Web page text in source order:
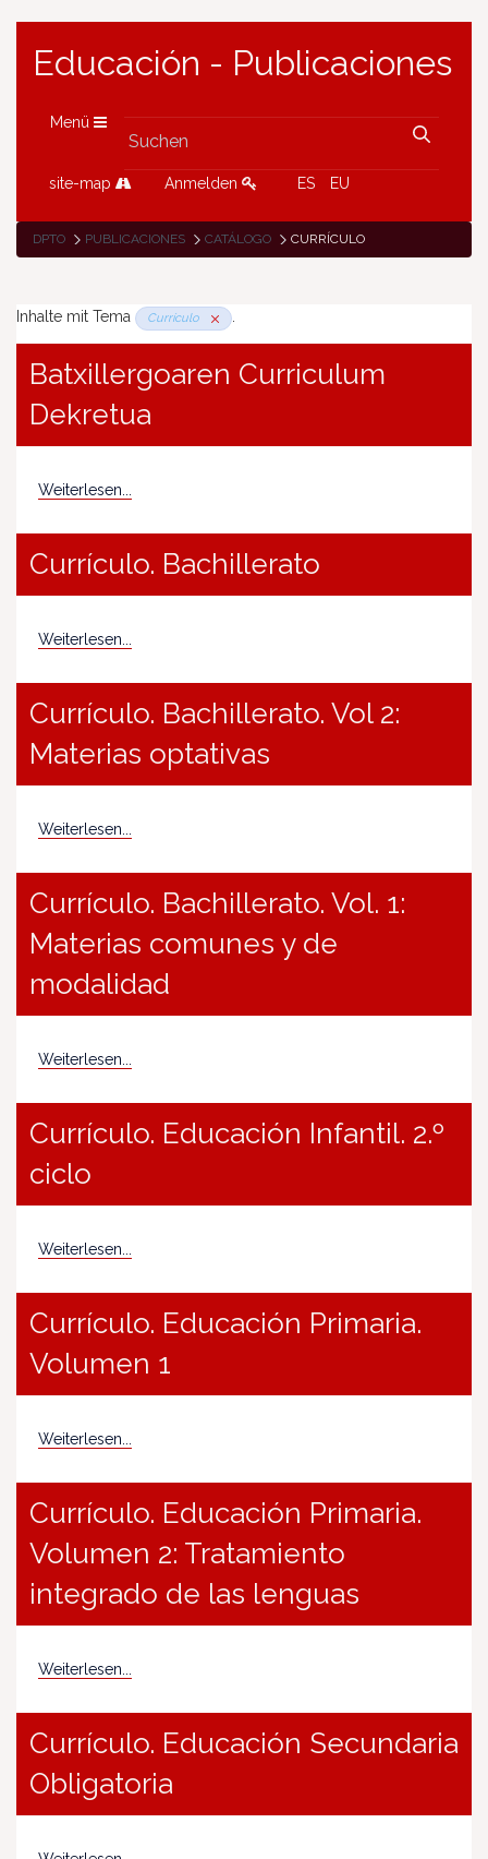
Educación - Publicaciones
Menü
site-map Anmelden ES EU
DPTO PUBLICACIONES CATÁLOGO CURRÍCULO
Inhalte mit Tema Currículo .
Batxillergoaren Curriculum
Dekretua
Weiterlesen...
Currículo. Bachillerato
Weiterlesen...
Currículo. Bachillerato. Vol 2:
Materias optativas
Weiterlesen...
Currículo. Bachillerato. Vol. 1:
Materias comunes y de
modalidad
Weiterlesen...
Currículo. Educación Infantil. 2.º
ciclo
Weiterlesen...
Currículo. Educación Primaria.
Volumen 1
Weiterlesen...
Currículo. Educación Primaria.
Volumen 2: Tratamiento
integrado de las lenguas
Weiterlesen...
Currículo. Educación Secundaria
Obligatoria